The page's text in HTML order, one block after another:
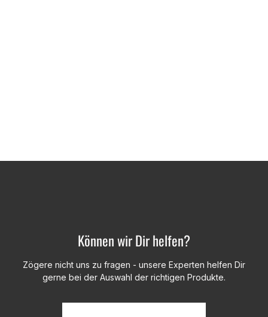
Können wir Dir helfen?
Zögere nicht uns zu fragen - unsere Experten helfen Dir
gerne bei der Auswahl der richtigen Produkte.